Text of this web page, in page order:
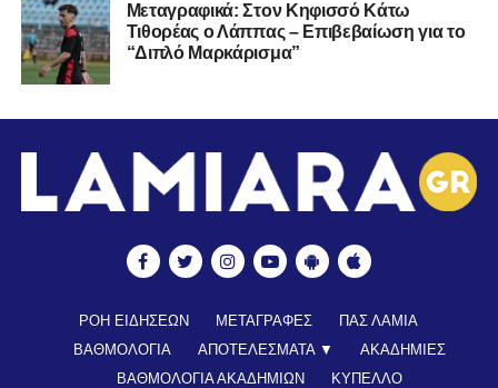
Μεταγραφικά: Στον Κηφισσό Κάτω
Τιθορέας ο Λάππας – Επιβεβαίωση για το
“Διπλό Μαρκάρισμα”
ΡΟΗ ΕΙΔΗΣΕΩΝ ΜΕΤΑΓΡΑΦΕΣ
ΠΑΣ ΛΑΜΙΑ
ΒΑΘΜΟΛΟΓΙΑ
ΑΠΟΤΕΛΕΣΜΑΤΑ ▼
ΑΚΑΔΗΜΙΕΣ
ΒΑΘΜΟΛΟΓΙΑ ΑΚΑΔΗΜΙΩΝ
ΚΥΠΕΛΛΟ